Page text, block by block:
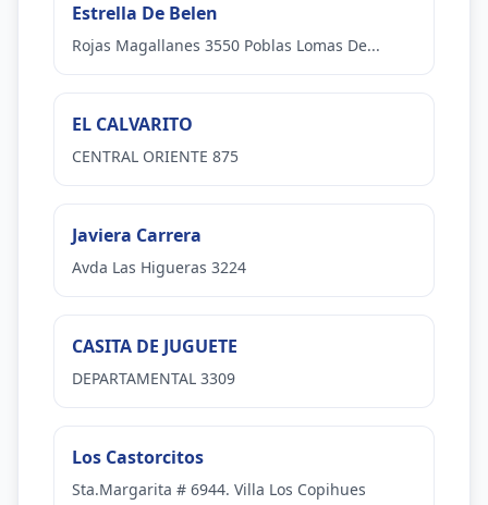
Estrella De Belen
Rojas Magallanes 3550 Poblas Lomas De...
EL CALVARITO
CENTRAL ORIENTE 875
Javiera Carrera
Avda Las Higueras 3224
CASITA DE JUGUETE
DEPARTAMENTAL 3309
Los Castorcitos
Sta.Margarita # 6944. Villa Los Copihues